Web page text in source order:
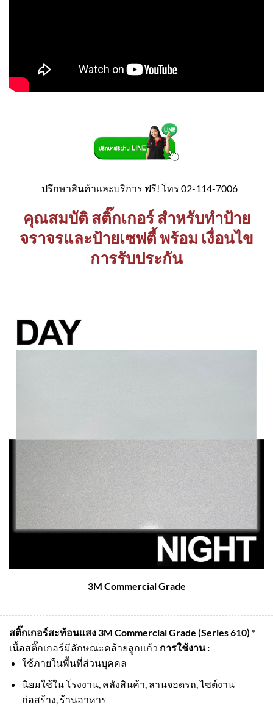
ปรึกษาสินค้าและบริการ ฟรี! โทร 02-114-7006
คุณสมบัติ สติ๊กเกอร์ สำหรับทำป้าย
จราจรและป้ายเซฟตี้ พร้อม เงื่อนไข
การรับประกัน
3M Commercial Grade
สติ๊กเกอร์สะท้อนแสง 3M Commercial Grade (Series 610) *
เนื้อสติ๊กเกอร์มีลักษณะคล้ายลูกแก้ว การใช้งาน :
ใช้ภายในพื้นที่ส่วนบุคคล
นิยมใช้ใน โรงงาน, คลังสินค้า, ลานจอดรถ, ไซต์งาน
ก่อสร้าง, ร้านอาหาร